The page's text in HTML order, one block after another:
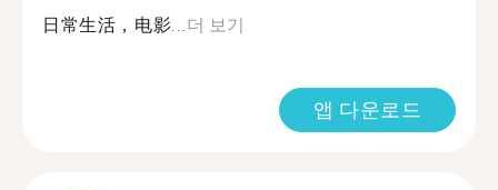
日常生活，电影...더 보기
앱 다운로드